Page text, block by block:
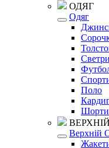
ОДЯГ
Одяг
Светри
Поло
Шорти
Верхній